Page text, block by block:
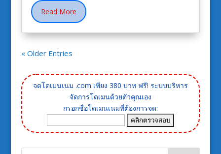
Read More
« Older Entries
จดโดเมนเนม .com เพียง 380 บาท ฟรี! ระบบบริหาร
จัดการโดเมนด้วยตัวคุณเอง
กรอกชื่อโดเมนเนมที่ต้องการจด: